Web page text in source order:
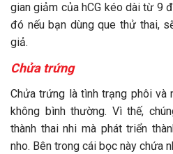
gian giảm của hCG kéo dài từ 9
đó nếu bạn dùng que thử thai,
giả.
Chửa trứng
Chửa trứng là tình trạng phôi và
không bình thường. Vì thế,
thành thai nhi mà phát triển
nho. Bên trong cái bọc này chứa